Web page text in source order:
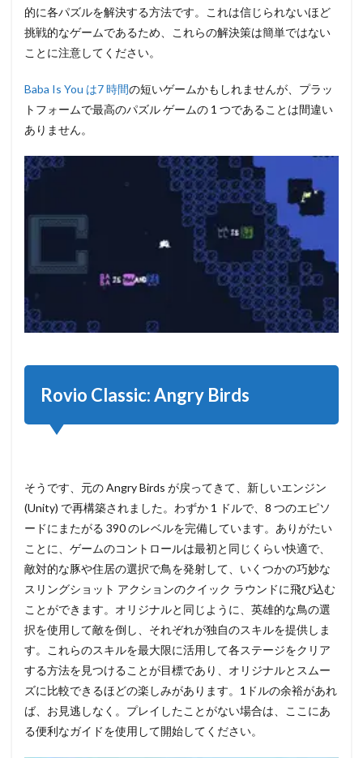
4
Gorogoa
5
Relief
Game
6
Time
G30 - A
9
hocus.
blue
13
I Love
Hue
Too
14
Zenge
15
Bridge
Constructor
Portal
16
Mekorama
17
的に各パズルを解決する方法です。これは信じられないほど
挑戦的なゲームであるため、これらの解決策は簡単ではない
ことに注意してください。
Baba Is You は7 時間の短いゲームかもしれませんが、プラッ
トフォームで最高のパズル ゲームの 1 つであることは間違い
ありません。
Rovio Classic: Angry Birds
そうです、元の Angry Birds が戻ってきて、新しいエンジン
(Unity) で再構築されました。わずか 1 ドルで、8 つのエピソ
ードにまたがる 390 のレベルを完備しています。ありがたい
ことに、ゲームのコントロールは最初と同じくらい快適で、
敵対的な豚や住居の選択で鳥を発射して、いくつかの巧妙な
スリングショット アクションのクイック ラウンドに飛び込む
ことができます。オリジナルと同じように、英雄的な鳥の選
択を使用して敵を倒し、それぞれが独自のスキルを提供しま
す。これらのスキルを最大限に活用して各ステージをクリア
する方法を見つけることが目標であり、オリジナルとスムー
ズに比較できるほどの楽しみがあります。1ドルの余裕があれ
ば、お見逃しなく。プレイしたことがない場合は、ここにあ
る便利なガイドを使用して開始してください。